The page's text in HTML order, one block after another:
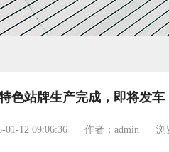
色站牌生产完成，即将发车
01-12 09:06:36 作者：admin 浏